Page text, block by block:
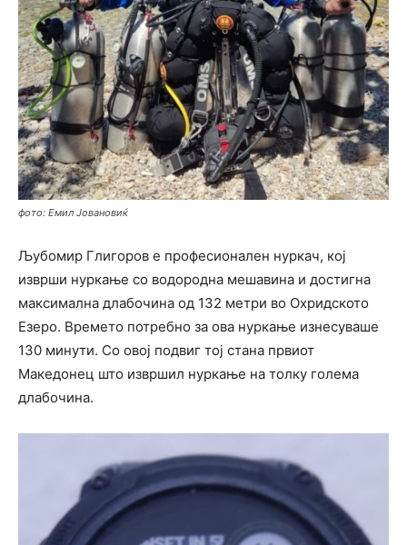
фото: Емил Јовановиќ
Љубомир Глигоров е професионален нуркач, кој
изврши нуркање со водородна мешавина и достигна
максимална длабочина од 132 метри во Охридското
Езеро. Времето потребно за ова нуркање изнесуваше
130 минути. Со овој подвиг тој стана првиот
Македонец што извршил нуркање на толку голема
длабочина.